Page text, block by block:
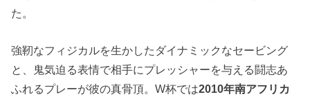
た。
強靭なフィジカルを生かしたダイナミックなセービング
と、鬼気迫る表情で相手にプレッシャーを与える闘志あ
ふれるプレーが彼の真骨頂。W杯では2010年南アフリカ